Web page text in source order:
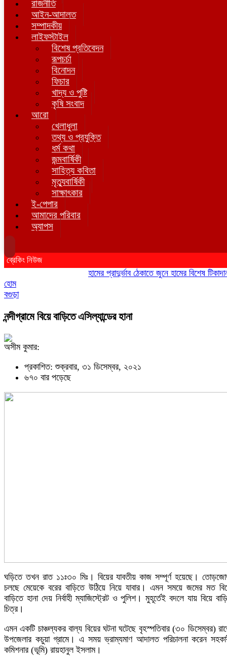
রাজনীতি
আইন-আদালত
সম্পাদকীয়
লাইফস্টাইল
বিশেষ প্রতিবেদন
রূপচর্চা
বিনোদন
ফিচার
খাদ্য ও পুষ্টি
কৃষি সংবাদ
আরো
খেলাধুলা
তথ্য ও প্রযুক্তি
ধর্ম কথা
জন্মবার্ষিকী
সাহিত্য কবিতা
মৃত্যুবার্ষিকী
সাক্ষাৎকার
ই-পেপার
আমাদের পরিবার
অ্যাপস
ব্রেকিং নিউজ
হামের প্রাদুর্ভাব ঠেকাতে জুনে হামের বিশেষ টিকাদান;
হোম
বগুড়া
নন্দীগ্রামে বিয়ে বাড়িতে এসিল্যান্ডের হানা
অসীম কুমার:
প্রকাশিত: শুক্রবার, ৩১ ডিসেম্বর, ২০২১
৬৭০ বার পড়েছে
ঘড়িতে তখন রাত ১১ঃ৩০ মিঃ। বিয়ের যাবতীয় কাজ সম্পূর্ণ হয়েছে।
চলছে মেয়েকে বরের বাড়িতে উঠিয়ে নিয়ে যাবার। এমন সময়ে জমের মত
বাড়িতে হানা দেয় নির্বাহী ম্যাজিস্ট্রেট ও পুলিশ। মুহূর্তেই বদলে যায় বিয়ে
চিত্র।
এমন একটি চাঞ্চল্যকর বাল্য বিয়ের ঘটনা ঘটেছে বৃহস্পতিবার (৩০ ডিসেম্বর)
উপজেলার কচুয়া গ্রামে। এ সময় ভ্রাম্যমাণ আদালত পরিচালনা করেন
কমিশনার (ভূমি) রায়হানুল ইসলাম।